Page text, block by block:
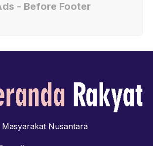
- Before Footer
Masyarakat Nusantara